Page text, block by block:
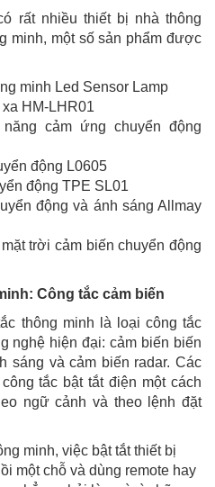
rất nhiều thiết bị nhà thông
minh, một số sản phẩm được
minh Led Sensor Lamp
HM-LHR01
cảm ứng chuyển động
động L0605
động TPE SL01
động và ánh sáng Allmay
trời cảm biến chuyển động
Công tắc cảm biến
thông minh là loại công tắc
nghệ hiện đại: cảm biến biến
sáng và cảm biến radar. Các
tắc bật tắt điện một cách
ngữ cảnh và theo lệnh đặt
minh, việc bật tắt thiết bị
một chỗ và dùng remote hay